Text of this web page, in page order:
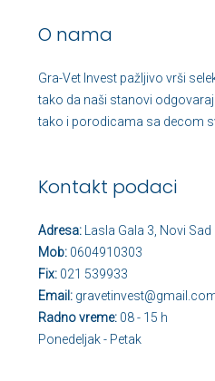
O nama
Gra-Vet Invest pažljivo vrši
tako da naši stanovi
tako i porodicama sa decom
Kontakt podaci
Adresa: Lasla Gala 3, Novi Sad
Mob: 0604910303
Fix: 021 539933
Email:
Radno vreme: 08 - 15 h
Ponedeljak - Petak